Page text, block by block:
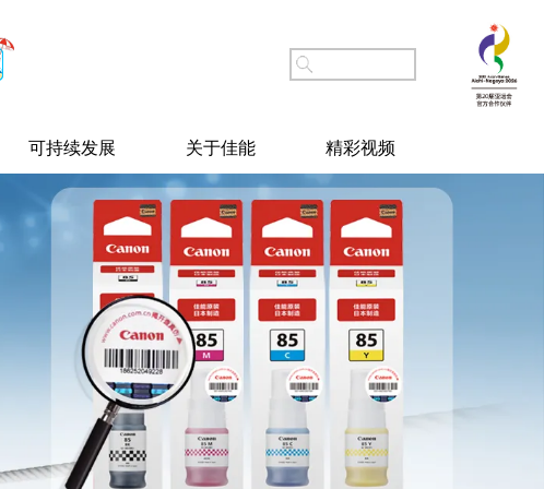
可持续发展 关于佳能 精彩视频